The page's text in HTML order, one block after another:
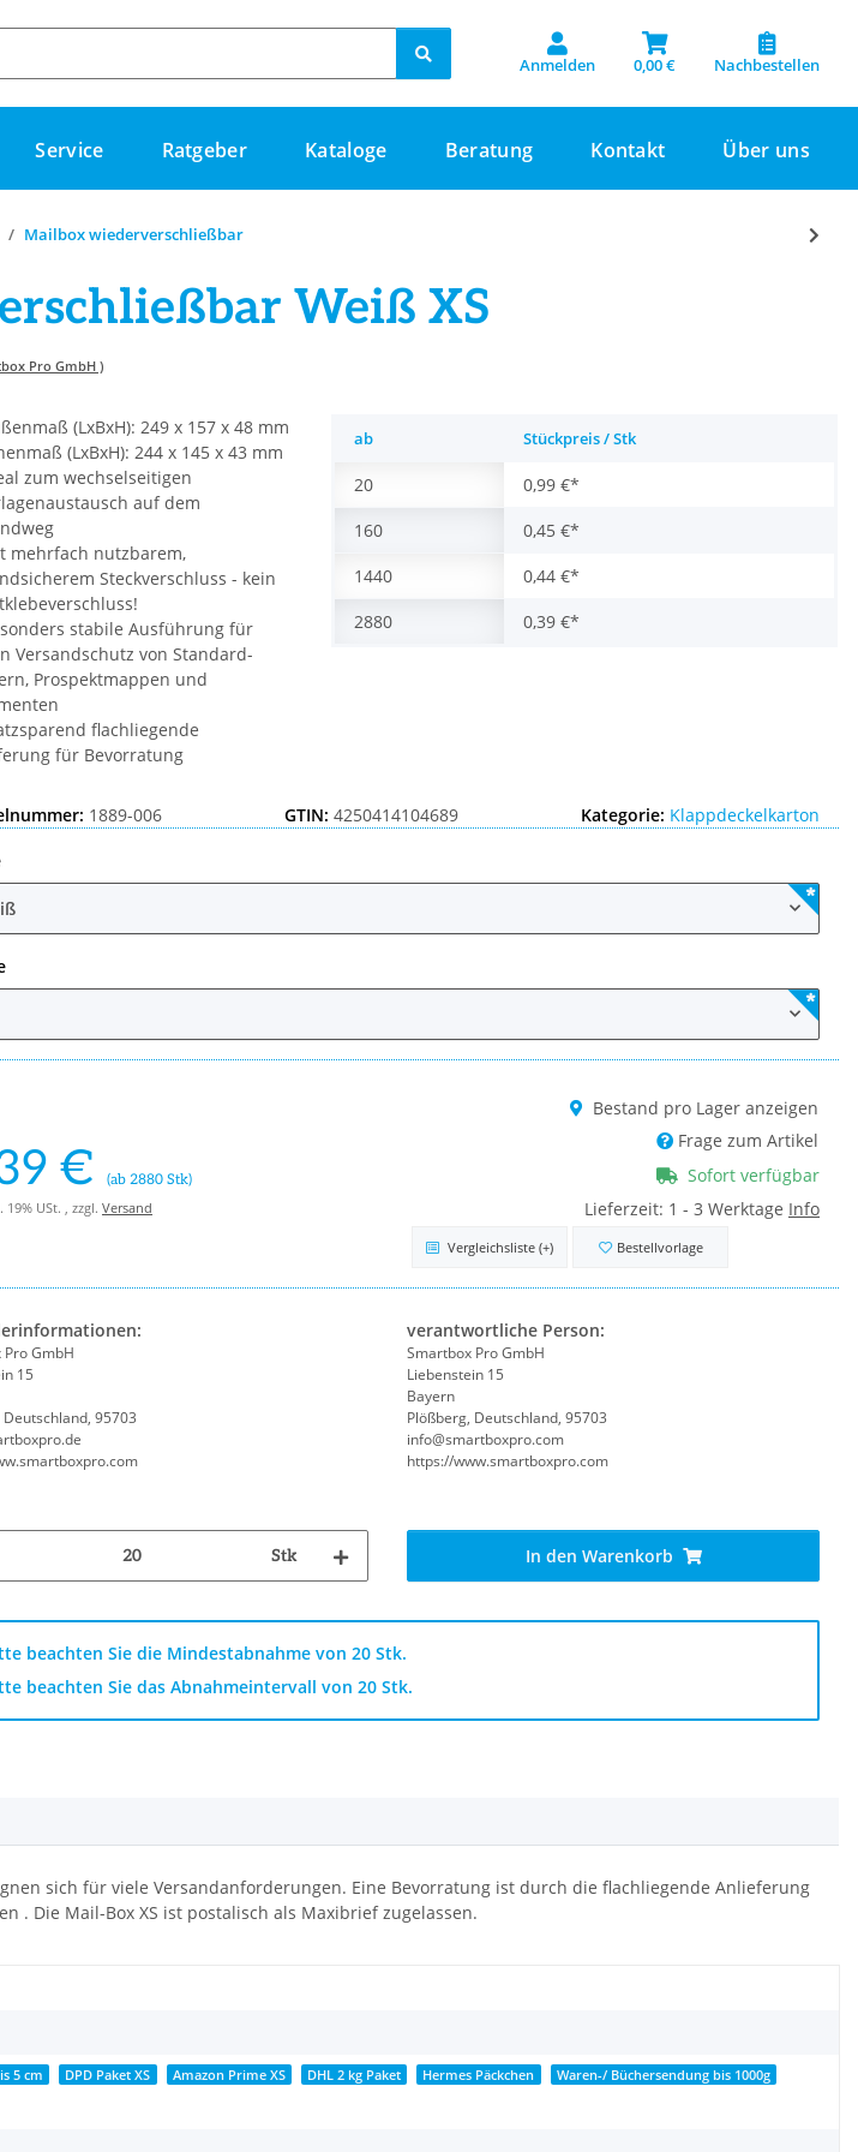
Anmelden 0,00 € Nachbestellen
Service Ratgeber Kataloge Beratung Kontakt Über uns
Mailbox wiederverschließbar
Weiß XS
Pro GmbH )
(LxBxH): 249 x 157 x 48 mm
(LxBxH): 244 x 145 x 43 mm
zum wechselseitigen
auf dem
mehrfach nutzbarem,
Steckverschluss - kein
stabile Ausführung für
Versandschutz von Standard-
Prospektmappen und
flachliegende
für Bevorratung
ab Stückpreis / Stk
20 0,99 €*
160
0,45 €*
1440
0,44 €*
2880
0,39 €*
1889-006 GTIN: 4250414104689 Kategorie: Klappdeckelkarton
€
(ab 2880 Stk)
19% USt. , zzgl. Versand
Bestand pro Lager anzeigen
Frage zum Artikel
Sofort verfügbar
Lieferzeit: 1 - 3 Werktage Info
Vergleichsliste (+) Bestellvorlage
GmbH
15
Deutschland, 95703
verantwortliche Person:
Smartbox Pro GmbH
Liebenstein 15
Bayern
Plößberg, Deutschland, 95703
info@smartboxpro.com
https://www.smartboxpro.com
Stk In den Warenkorb
beachten Sie die Mindestabnahme von 20 Stk.
beachten Sie das Abnahmeintervall von 20 Stk.
sich für viele Versandanforderungen. Eine Bevorratung ist durch die flachliegende Anlieferung
. Die Mail-Box XS ist postalisch als Maxibrief zugelassen.
5 cm DPD Paket XS Amazon Prime XS DHL 2 kg Paket Hermes Päckchen
Waren-/ Büchersendung bis 1000g